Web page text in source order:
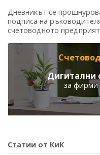
Дневникът се
подписа на
счетоводното
Дигитални
за фирми
Статии от КиК